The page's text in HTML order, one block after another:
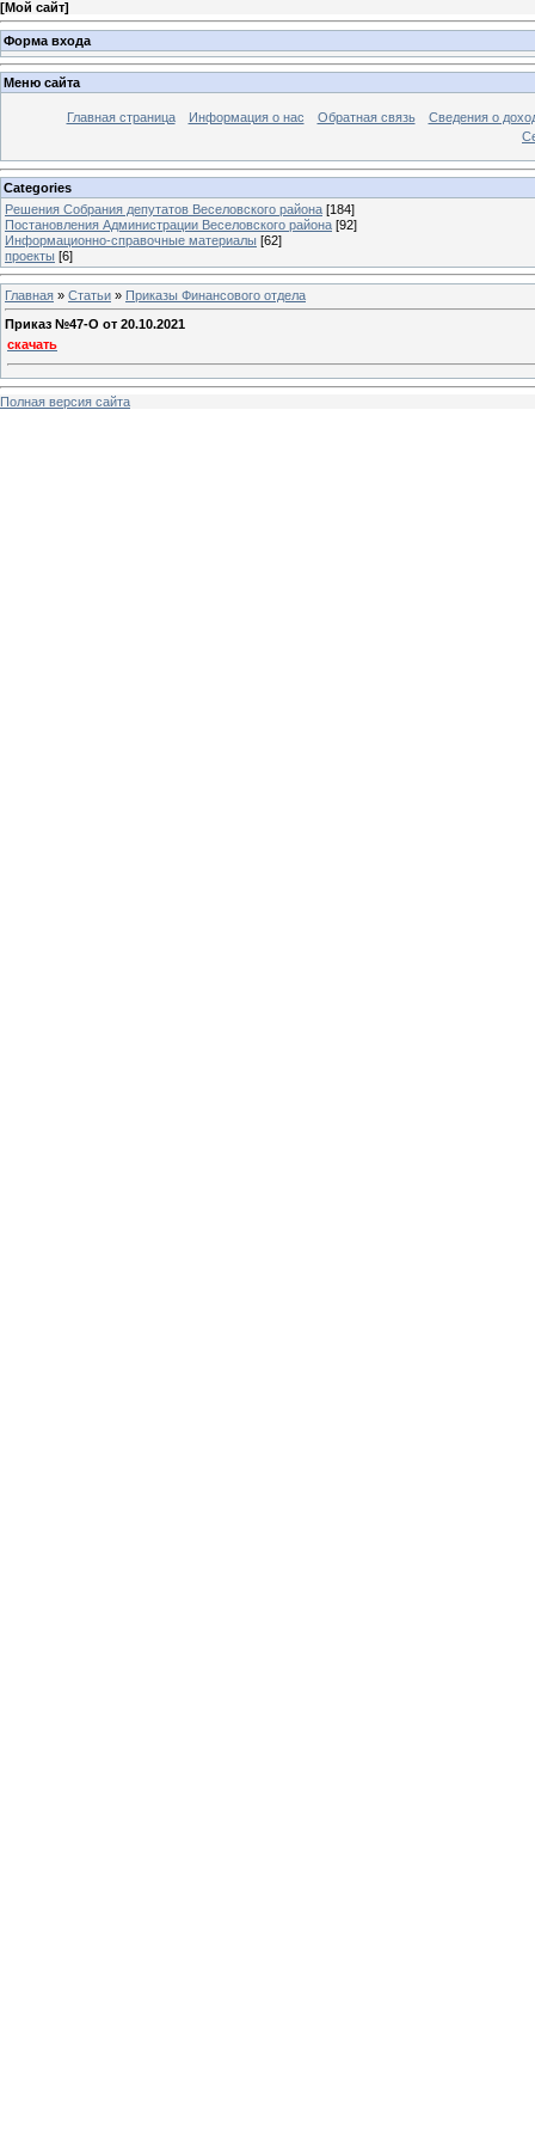
[Мой сайт]
Форма входа
Меню сайта
Главная страница Информация о нас Обратная связь
Сведения о
Categories
Решения Собрания депутатов Веселовского района [184]
Постановления Администрации Веселовского района [92]
Информационно-справочные материалы [62]
проекты [6]
Главная » Статьи » Приказы Финансового отдела
Приказ №47-O от 20.10.2021
скачать
Полная версия сайта